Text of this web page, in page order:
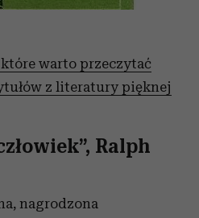
warto przeczytać
z literatury pięknej
Ralph
nagrodzona